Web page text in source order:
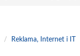
/ Reklama, Internet i IT